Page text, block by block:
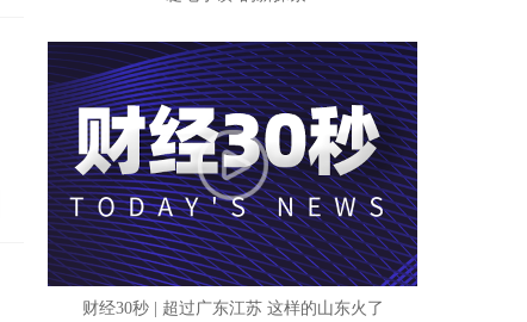
财经30秒 | 超过广东江苏 这样的山东火了